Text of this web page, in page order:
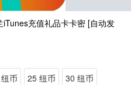
充值礼品卡卡密 [自动发
币 25 纽币
30 纽币